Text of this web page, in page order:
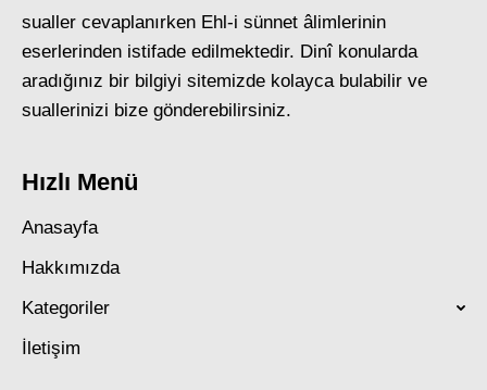
sualler cevaplanırken Ehl-i sünnet âlimlerinin
eserlerinden istifade edilmektedir. Dinî konularda
aradığınız bir bilgiyi sitemizde kolayca bulabilir ve
suallerinizi bize gönderebilirsiniz.
Hızlı Menü
Anasayfa
Hakkımızda
Kategoriler
İletişim